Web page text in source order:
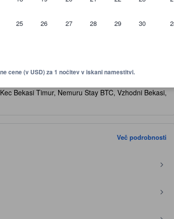
25 26 27 28 29 30
cene (v USD) za 1 nočitev v iskani namestitvi.
Bekasi Timur, Nemuru Stay BTC, Vzhodni Bekasi,
Več podrobnosti